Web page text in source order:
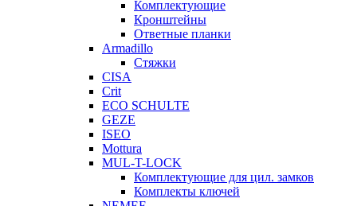
Комплектующие
Кронштейны
Ответные планки
Armadillo
Стяжки
CISA
Crit
ECO SCHULTE
GEZE
ISEO
Mottura
MUL-T-LOCK
Комплектующие для цил. замков
Комплекты ключей